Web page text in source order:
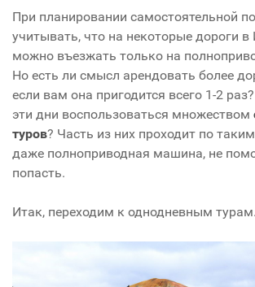
При планировании самостоятельной
учитывать, что на некоторые дороги в
можно въезжать только на
Но есть ли смысл арендовать более
если вам она пригодится всего 1-2
эти дни воспользоваться множеством
туров? Часть из них проходит по
даже полноприводная машина, не
попасть.
Итак, переходим к однодневным турам.